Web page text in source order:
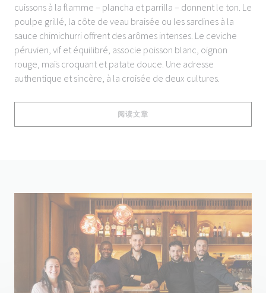
cuissons à la flamme – plancha et parrilla – donnent le ton. Le
poulpe grillé, la côte de veau braisée ou les sardines à la
sauce chimichurri offrent des arômes intenses. Le ceviche
péruvien, vif et équilibré, associe poisson blanc, oignon
rouge, maïs croquant et patate douce. Une adresse
authentique et sincère, à la croisée de deux cultures.
阅读文章((在新窗口中打开))